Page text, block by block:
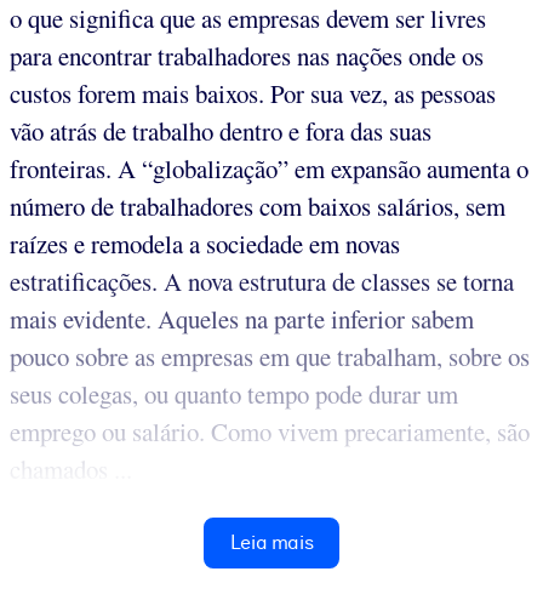
o que significa que as empresas devem ser livres
para encontrar trabalhadores nas nações onde os
custos forem mais baixos. Por sua vez, as pessoas
vão atrás de trabalho dentro e fora das suas
fronteiras. A “globalização” em expansão aumenta o
número de trabalhadores com baixos salários, sem
raízes e remodela a sociedade em novas
estratificações. A nova estrutura de classes se torna
mais evidente. Aqueles na parte inferior sabem
pouco sobre as empresas em que trabalham, sobre os
seus colegas, ou quanto tempo pode durar um
emprego ou salário. Como vivem precariamente, são
chamados ...
Leia mais